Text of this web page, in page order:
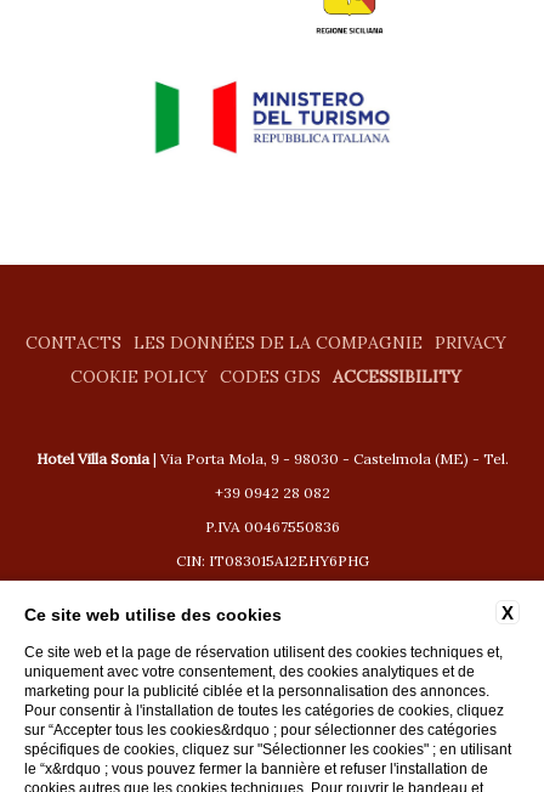
CONTACTS LES DONNÉES DE LA COMPAGNIE
PRIVACY
COOKIE POLICY CODES GDS ACCESSIBILITY
Hotel Villa Sonia| Via Porta Mola, 9 - 98030 - Castelmola (ME) - Tel.
+39 0942 28 082
P.IVA 00467550836
CIN: IT083015A12EHY6PHG
WEBSITE BY BLASTNESS
X
Ce site web utilise des cookies
Ce site web et la page de réservation utilisent des cookies techniques et,
uniquement avec votre consentement, des cookies analytiques et de
marketing pour la publicité ciblée et la personnalisation des annonces.
Pour consentir à l'installation de toutes les catégories de cookies, cliquez
sur “Accepter tous les cookies&rdquo ; pour sélectionner des catégories
spécifiques de cookies, cliquez sur "Sélectionner les cookies" ; en utilisant
le “x&rdquo ; vous pouvez fermer la bannière et refuser l'installation de
cookies autres que les cookies techniques. Pour rouvrir le bandeau et